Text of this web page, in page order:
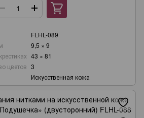
FLHL-089
9,5 × 9
43 × 81
цветов 3
Искусственная кожа